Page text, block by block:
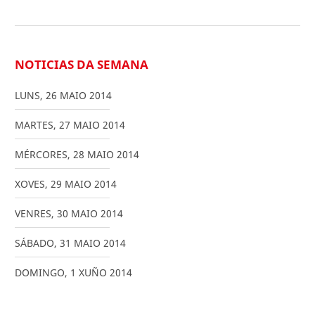
NOTICIAS DA SEMANA
LUNS, 26 MAIO 2014
MARTES, 27 MAIO 2014
MÉRCORES, 28 MAIO 2014
XOVES, 29 MAIO 2014
VENRES, 30 MAIO 2014
SÁBADO, 31 MAIO 2014
DOMINGO, 1 XUÑO 2014